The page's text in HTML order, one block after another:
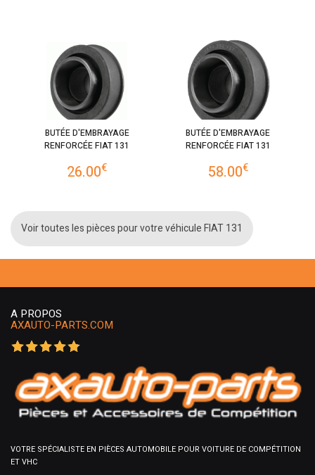
BUTÉE D'EMBRAYAGE
RENFORCÉE FIAT 131
26.00€
BUTÉE D'EMBRAYAGE
RENFORCÉE FIAT 131
58.00€
Voir toutes les pièces pour votre véhicule FIAT 131
A PROPOS
AXAUTO-PARTS.COM
VOTRE SPÉCIALISTE EN PIÈCES AUTOMOBILE POUR VOITURE DE COMPÉTITION
ET VHC